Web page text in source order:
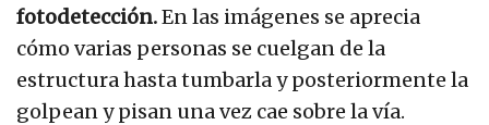
fotodetección.En las imágenes se aprecia
cómo varias personas se cuelgan de la
estructura hasta tumbarla y posteriormente la
golpean y pisan una vez cae sobre la vía.